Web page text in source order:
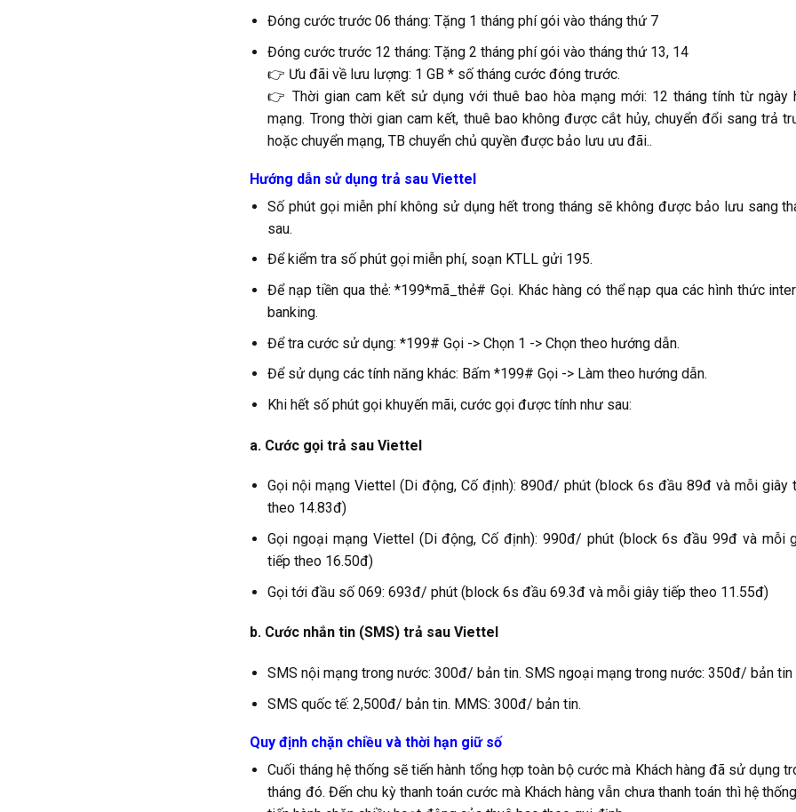
Đóng cước trước 06 tháng: Tặng 1 tháng phí gói vào tháng thứ 7
Đóng cước trước 12 tháng: Tặng 2 tháng phí gói vào tháng thứ 13, 14
👉 Ưu đãi về lưu lượng: 1 GB * số tháng cước đóng trước.
👉 Thời gian cam kết sử dụng với thuê bao hòa mạng mới: 12 tháng tính từ ngày
mạng. Trong thời gian cam kết, thuê bao không được cắt hủy, chuyển đổi sang trả
hoặc chuyển mạng, TB chuyển chủ quyền được bảo lưu ưu đãi..
Hướng dẫn sử dụng trả sau Viettel
Số phút gọi miễn phí không sử dụng hết trong tháng sẽ không được bảo lưu sang
sau.
Để kiểm tra số phút gọi miễn phí, soạn KTLL gửi 195.
Để nạp tiền qua thẻ: *199*mã_thẻ# Gọi. Khác hàng có thể nạp qua các hình thức
banking.
Để tra cước sử dụng: *199# Gọi -> Chọn 1 -> Chọn theo hướng dẫn.
Để sử dụng các tính năng khác: Bấm *199# Gọi -> Làm theo hướng dẫn.
Khi hết số phút gọi khuyến mãi, cước gọi được tính như sau:
a. Cước gọi trả sau Viettel
Gọi nội mạng Viettel (Di động, Cố định): 890đ/ phút (block 6s đầu 89đ và mỗi giây
theo 14.83đ)
Gọi ngoại mạng Viettel (Di động, Cố định): 990đ/ phút (block 6s đầu 99đ và mỗi
tiếp theo 16.50đ)
Gọi tới đầu số 069: 693đ/ phút (block 6s đầu 69.3đ và mỗi giây tiếp theo 11.55đ)
b. Cước nhắn tin (SMS) trả sau Viettel
SMS nội mạng trong nước: 300đ/ bản tin. SMS ngoại mạng trong nước: 350đ/ bản tin
SMS quốc tế: 2,500đ/ bản tin. MMS: 300đ/ bản tin.
Quy định chặn chiều và thời hạn giữ số
Cuối tháng hệ thống sẽ tiến hành tổng hợp toàn bộ cước mà Khách hàng đã sử dụng
tháng đó. Đến chu kỳ thanh toán cước mà Khách hàng vẫn chưa thanh toán thì hệ